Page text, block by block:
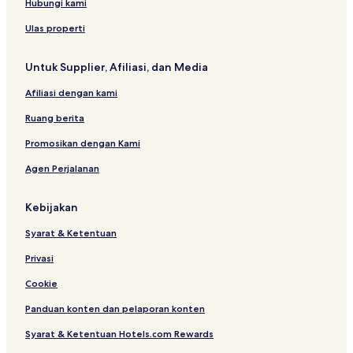
iT
t
m
a
H
o
p
a
l
i
t
M
i
b
o
r
o
o
a
k
a
r
a
y
S
a
ll
Hubungi kami
Ulas properti
Untuk Supplier, Afiliasi, dan Media
Afiliasi dengan kami
Ruang berita
Promosikan dengan Kami
Agen Perjalanan
Kebijakan
Syarat & Ketentuan
Privasi
Cookie
Panduan konten dan pelaporan konten
Syarat & Ketentuan Hotels.com Rewards